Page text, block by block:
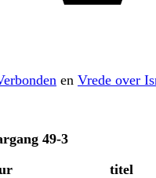
en Vrede over
49-3
titel